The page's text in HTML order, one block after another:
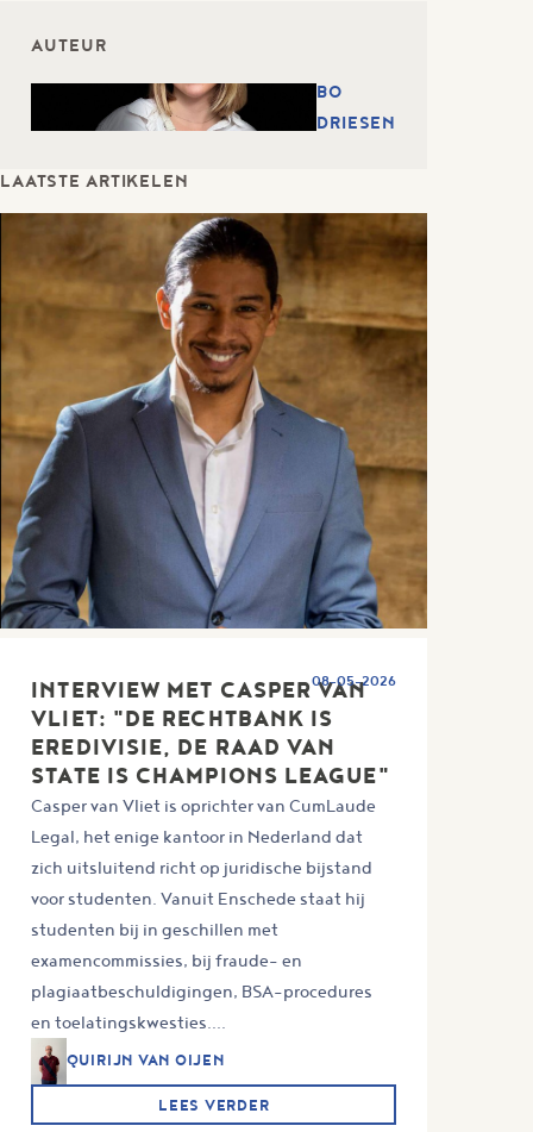
AUTEUR
BO
DRIESEN
LAATSTE ARTIKELEN
INTERVIEW MET CASPER VAN
VLIET: "DE RECHTBANK IS
EREDIVISIE, DE RAAD VAN
STATE IS CHAMPIONS LEAGUE"
08-05-2026
Casper van Vliet is oprichter van CumLaude
Legal, het enige kantoor in Nederland dat
zich uitsluitend richt op juridische bijstand
voor studenten. Vanuit Enschede staat hij
studenten bij in geschillen met
examencommissies, bij fraude- en
plagiaatbeschuldigingen, BSA-procedures
en toelatingskwesties....
QUIRIJN VAN OIJEN
LEES VERDER